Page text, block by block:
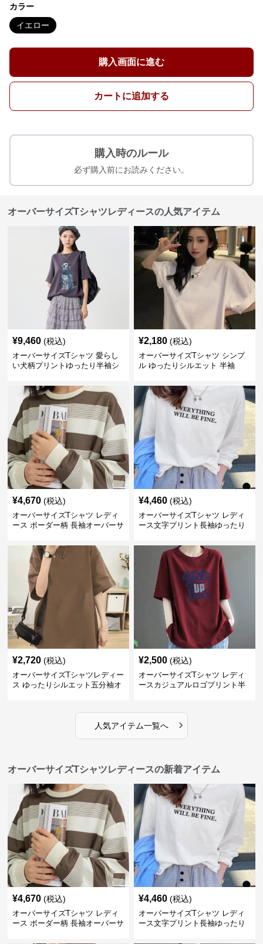
カラー
イエロー
購入画面に進む
カートに追加する
購入時のルール
必ず購入前にお読みください。
オーバーサイズTシャツレディースの人気アイテム
¥9,460 (税込)
オーバーサイズTシャツ 愛らし
い犬柄プリントゆったり半袖シ
¥2,180 (税込)
オーバーサイズTシャツ シンプ
ル ゆったりシルエット 半袖
¥4,670 (税込)
オーバーサイズTシャツ レディ
ース ボーダー柄 長袖オーバーサ
¥4,460 (税込)
オーバーサイズTシャツ レディ
ース文字プリント長袖ゆったり
¥2,720 (税込)
オーバーサイズTシャツレディー
ス ゆったりシルエット五分袖オ
¥2,500 (税込)
オーバーサイズTシャツ レディ
ースカジュアルロゴプリント半
人気アイテム一覧へ ›
オーバーサイズTシャツレディースの新着アイテム
¥4,670 (税込)
オーバーサイズTシャツ レディ
ース ボーダー柄 長袖オーバーサ
¥4,460 (税込)
オーバーサイズTシャツ レディ
ース文字プリント長袖ゆったり